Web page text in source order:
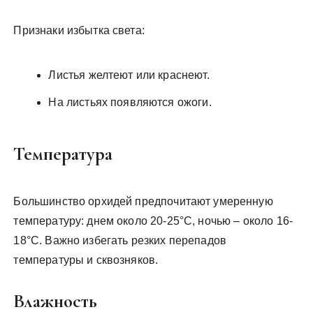
Признаки избытка света:
Листья желтеют или краснеют.
На листьях появляются ожоги.
Температура
Большинство орхидей предпочитают умеренную
температуру: днем около 20-25°C, ночью – около 16-
18°C. Важно избегать резких перепадов
температуры и сквозняков.
Влажность